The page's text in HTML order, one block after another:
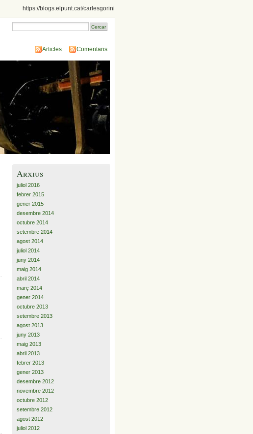
https://blogs.elpunt.cat/carlesgorini
Articles Comentaris
Arxius
juliol 2016
febrer 2015
gener 2015
desembre 2014
octubre 2014
setembre 2014
agost 2014
juliol 2014
juny 2014
maig 2014
abril 2014
març 2014
gener 2014
octubre 2013
setembre 2013
agost 2013
juny 2013
maig 2013
abril 2013
febrer 2013
gener 2013
desembre 2012
novembre 2012
octubre 2012
setembre 2012
agost 2012
juliol 2012